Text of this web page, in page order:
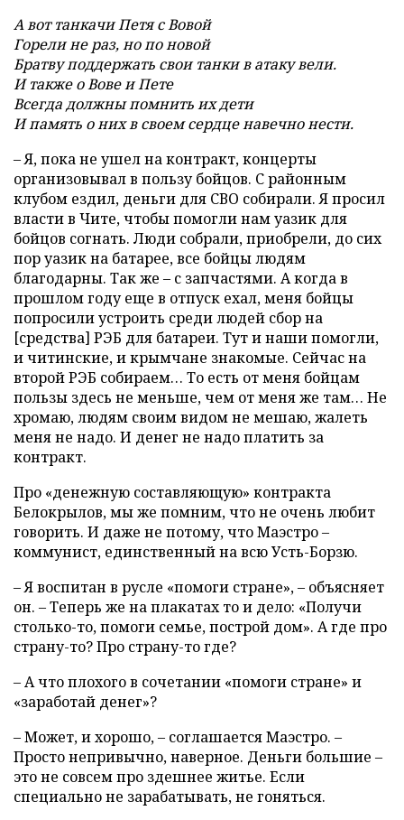
А вот танкачи Петя с Вовой
Горели не раз, но по новой
Братву поддержать свои танки в атаку вели.
И также о Вове и Пете
Всегда должны помнить их дети
И память о них в своем сердце навечно нести.
– Я, пока не ушел на контракт, концерты
организовывал в пользу бойцов. С районным
клубом ездил, деньги для СВО собирали. Я просил
власти в Чите, чтобы помогли нам уазик для
бойцов согнать. Люди собрали, приобрели, до сих
пор уазик на батарее, все бойцы людям
благодарны. Так же – с запчастями. А когда в
прошлом году еще в отпуск ехал, меня бойцы
попросили устроить среди людей сбор на
[средства] РЭБ для батареи. Тут и наши помогли,
и читинские, и крымчане знакомые. Сейчас на
второй РЭБ собираем… То есть от меня бойцам
пользы здесь не меньше, чем от меня же там… Не
хромаю, людям своим видом не мешаю, жалеть
меня не надо. И денег не надо платить за
контракт.
Про «денежную составляющую» контракта
Белокрылов, мы же помним, что не очень любит
говорить. И даже не потому, что Маэстро –
коммунист, единственный на всю Усть-Борзю.
– Я воспитан в русле «помоги стране», – объясняет
он. – Теперь же на плакатах то и дело: «Получи
столько-то, помоги семье, построй дом». А где про
страну-то? Про страну-то где?
– А что плохого в сочетании «помоги стране» и
«заработай денег»?
– Может, и хорошо, – соглашается Маэстро. –
Просто непривычно, наверное. Деньги большие –
это не совсем про здешнее житье. Если
специально не зарабатывать, не гоняться.